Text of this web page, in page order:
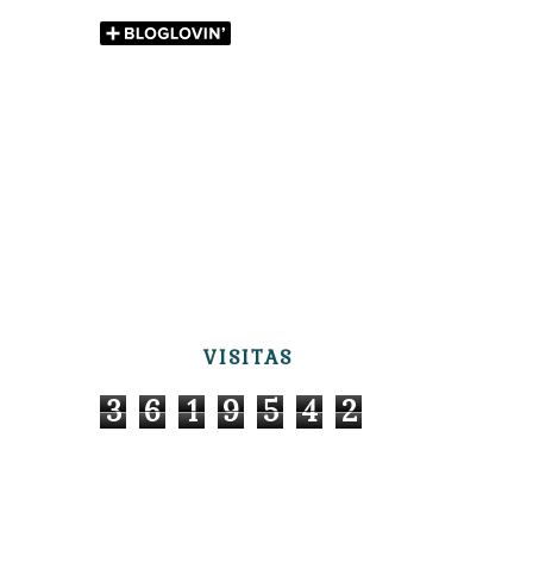
VISITAS
3 6 1 9 5 4 2